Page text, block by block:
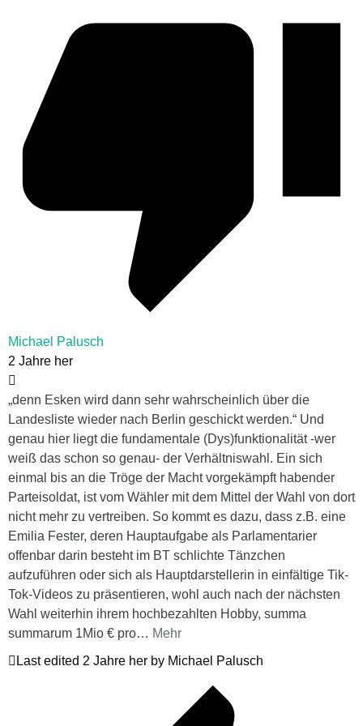
Michael Palusch
2 Jahre her
„denn Esken wird dann sehr wahrscheinlich über die
Landesliste wieder nach Berlin geschickt werden.“ Und
genau hier liegt die fundamentale (Dys)funktionalität -wer
weiß das schon so genau- der Verhältniswahl. Ein sich
einmal bis an die Tröge der Macht vorgekämpft habender
Parteisoldat, ist vom Wähler mit dem Mittel der Wahl von dort
nicht mehr zu vertreiben. So kommt es dazu, dass z.B. eine
Emilia Fester, deren Hauptaufgabe als Parlamentarier
offenbar darin besteht im BT schlichte Tänzchen
aufzuführen oder sich als Hauptdarstellerin in einfältige Tik-
Tok-Videos zu präsentieren, wohl auch nach der nächsten
Wahl weiterhin ihrem hochbezahlten Hobby, summa
summarum 1Mio € pro… Mehr
Last edited 2 Jahre her by Michael Palusch